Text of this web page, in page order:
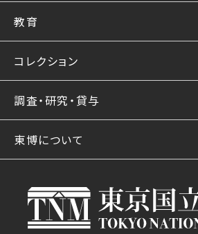
教育
コレクション
調査・研究・貸与
東博について